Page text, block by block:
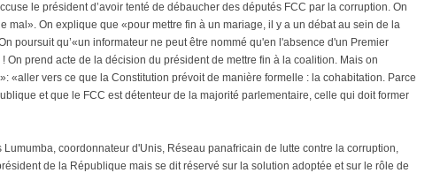
le président d’avoir tenté de débaucher des députés FCC par la corruption. On
mal». On explique que «pour mettre fin à un mariage, il y a un débat au sein de la
poursuit qu’«un informateur ne peut être nommé qu'en l'absence d'un Premier
On prend acte de la décision du président de mettre fin à la coalition. Mais on
«aller vers ce que la Constitution prévoit de manière formelle : la cohabitation. Parce
et que le FCC est détenteur de la majorité parlementaire, celle qui doit former
Lumumba, coordonnateur d'Unis, Réseau panafricain de lutte contre la corruption,
de la République mais se dit réservé sur la solution adoptée et sur le rôle de